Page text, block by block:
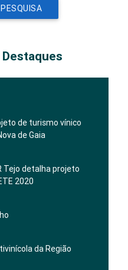
Destaques
de turismo vínico
de Gaia
Tejo detalha projeto
2020
da Região